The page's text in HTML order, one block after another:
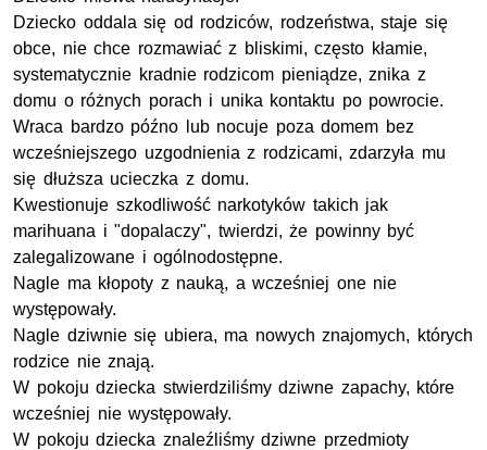
Dziecko oddala się od rodziców, rodzeństwa, staje się
obce, nie chce rozmawiać z bliskimi, często kłamie,
systematycznie kradnie rodzicom pieniądze, znika z
domu o różnych porach i unika kontaktu po powrocie.
Wraca bardzo późno lub nocuje poza domem bez
wcześniejszego uzgodnienia z rodzicami, zdarzyła mu
się dłuższa ucieczka z domu.
Kwestionuje szkodliwość narkotyków takich jak
marihuana i "dopalaczy", twierdzi, że powinny być
zalegalizowane i ogólnodostępne.
Nagle ma kłopoty z nauką, a wcześniej one nie
występowały.
Nagle dziwnie się ubiera, ma nowych znajomych, których
rodzice nie znają.
W pokoju dziecka stwierdziliśmy dziwne zapachy, które
wcześniej nie występowały.
W pokoju dziecka znaleźliśmy dziwne przedmioty